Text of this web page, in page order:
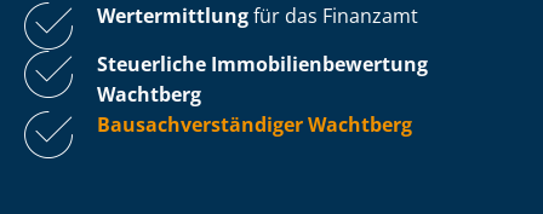
Wertermittlungfür das Finanzamt
Steuerliche Im­mo­bi­li­en­be­wer­tung
Wachtberg
Bau­sach­ver­stän­di­ger Wachtberg